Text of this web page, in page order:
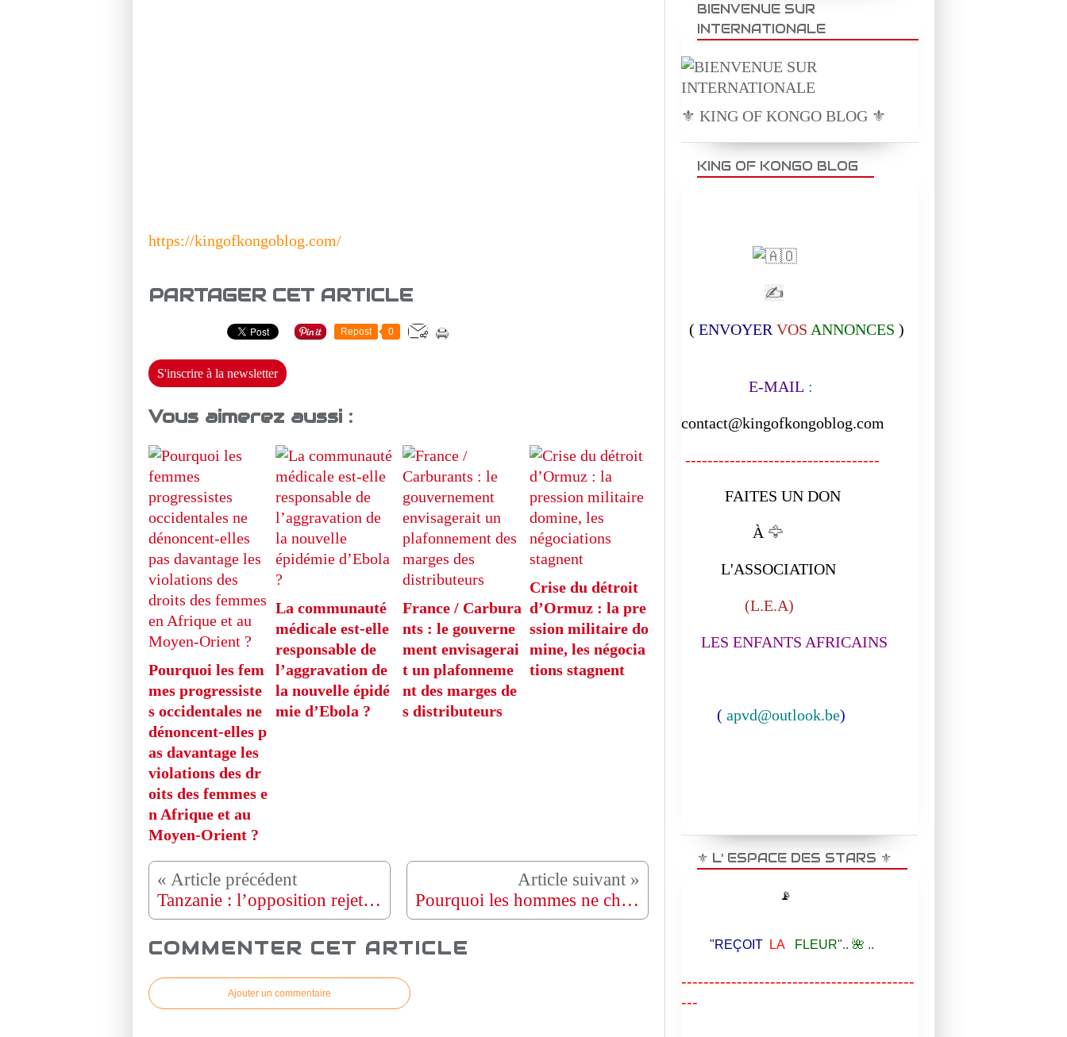
https://kingofkongoblog.com/
PARTAGER CET ARTICLE
Repost 0
S'inscrire à la newsletter
Vous aimerez aussi :
Pourquoi les fem
mes progressiste
s occidentales ne
dénoncent-elles p
as davantage les
violations des dr
oits des femmes e
n Afrique et au
Moyen-Orient ?
La communauté
médicale est-elle
responsable de
l’aggravation de
la nouvelle épidé
mie d’Ebola ?
France / Carbura
nts : le gouverne
ment envisagerai
t un plafonneme
nt des marges de
s distributeurs
Crise du détroit
d’Ormuz : la pre
ssion militaire do
mine, les négocia
tions stagnent
Tanzanie : l’opposition rejette les résultats de l’élection, dénonce un « coup d’État ouvert » Pourquoi les hommes ne changent-ils qu'après avoir perdu la fille qu'ils aimaient vraiment ?
COMMENTER CET ARTICLE
Ajouter un commentaire
BIENVENUE SUR
INTERNATIONALE
⚜️ KING OF KONGO BLOG ⚜️
KING OF KONGO BLOG
✍
( ENVOYER VOS ANNONCES )
E-MAIL :
contact@kingofkongoblog.com
-----------------------------------
FAITES UN DON
À 🦅
L'ASSOCIATION
(L.E.A)
LES ENFANTS AFRICAINS
( apvd@outlook.be)
⚜️ L' ESPACE DES STARS ⚜️
📡
"REÇOIT LA FLEUR".. 🌺 ..
------------------------------------------
---